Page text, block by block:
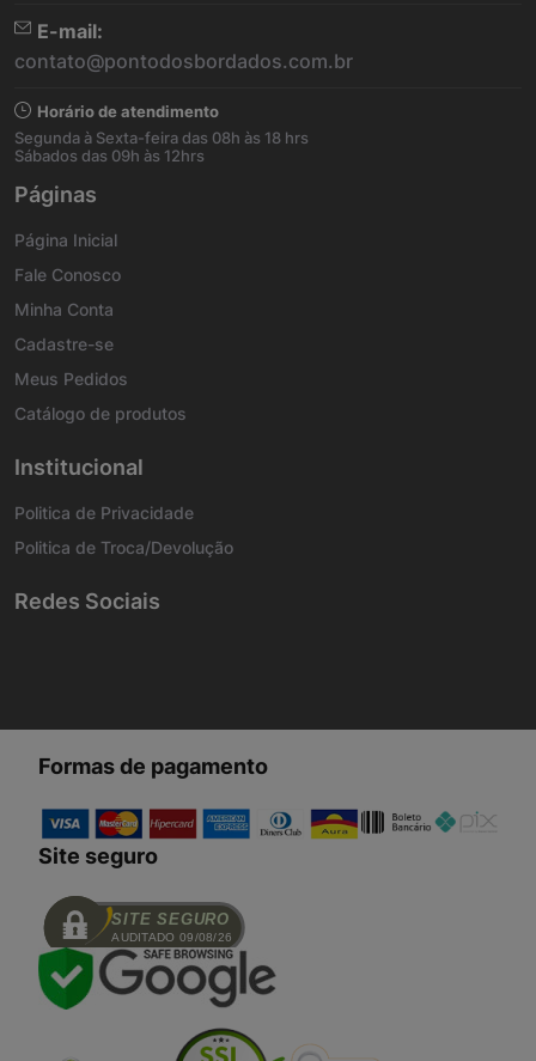
E-mail:
contato@pontodosbordados.com.br
Horário de atendimento
Segunda à Sexta-feira das 08h às 18 hrs
Sábados das 09h às 12hrs
Páginas
Página Inicial
Fale Conosco
Minha Conta
Cadastre-se
Meus Pedidos
Catálogo de produtos
Institucional
Politica de Privacidade
Politica de Troca/Devolução
Redes Sociais
Formas de pagamento
Site seguro
SITE SEGURO
AUDITADO 09/08/26